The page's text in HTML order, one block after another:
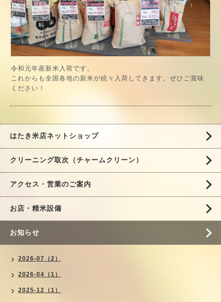
令和元年産新米入荷です。
これからも全国各地の新米が続々入荷してきます。ぜひご賞味
ください！
はたき米店ネットショップ
クリーニング取次（チャームクリーン）
アクセス・営業のご案内
お店・精米設備
お知らせ
2026-07（2）
2026-04（1）
2025-12（1）